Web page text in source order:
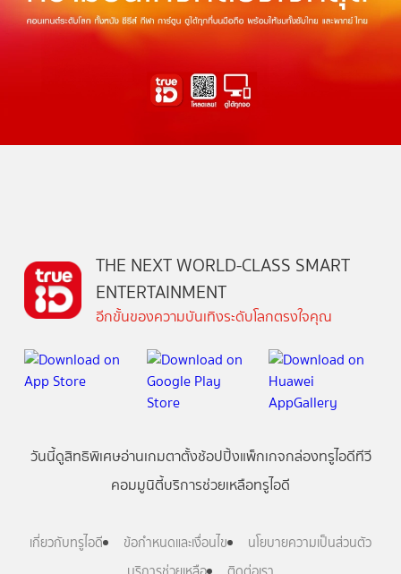
THE NEXT WORLD-CLASS SMART
ENTERTAINMENT
อีกขั้นของความบันเทิงระดับโลกตรงใจคุณ
วันนี้ดูสิทธิพิเศษอ่านเกมตาตั้งช้อปปิ้งแพ็กเกจกล่องทรูไอดีทีวี
คอมมูนิตี้บริการช่วยเหลือทรูไอดี
เกี่ยวกับทรูไอดี ข้อกำหนดและเงื่อนไข
นโยบายความเป็นส่วนตัว